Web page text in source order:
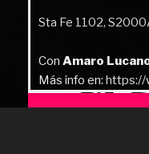
Sta Fe 1102,
Con Amaro
Más info en: https://